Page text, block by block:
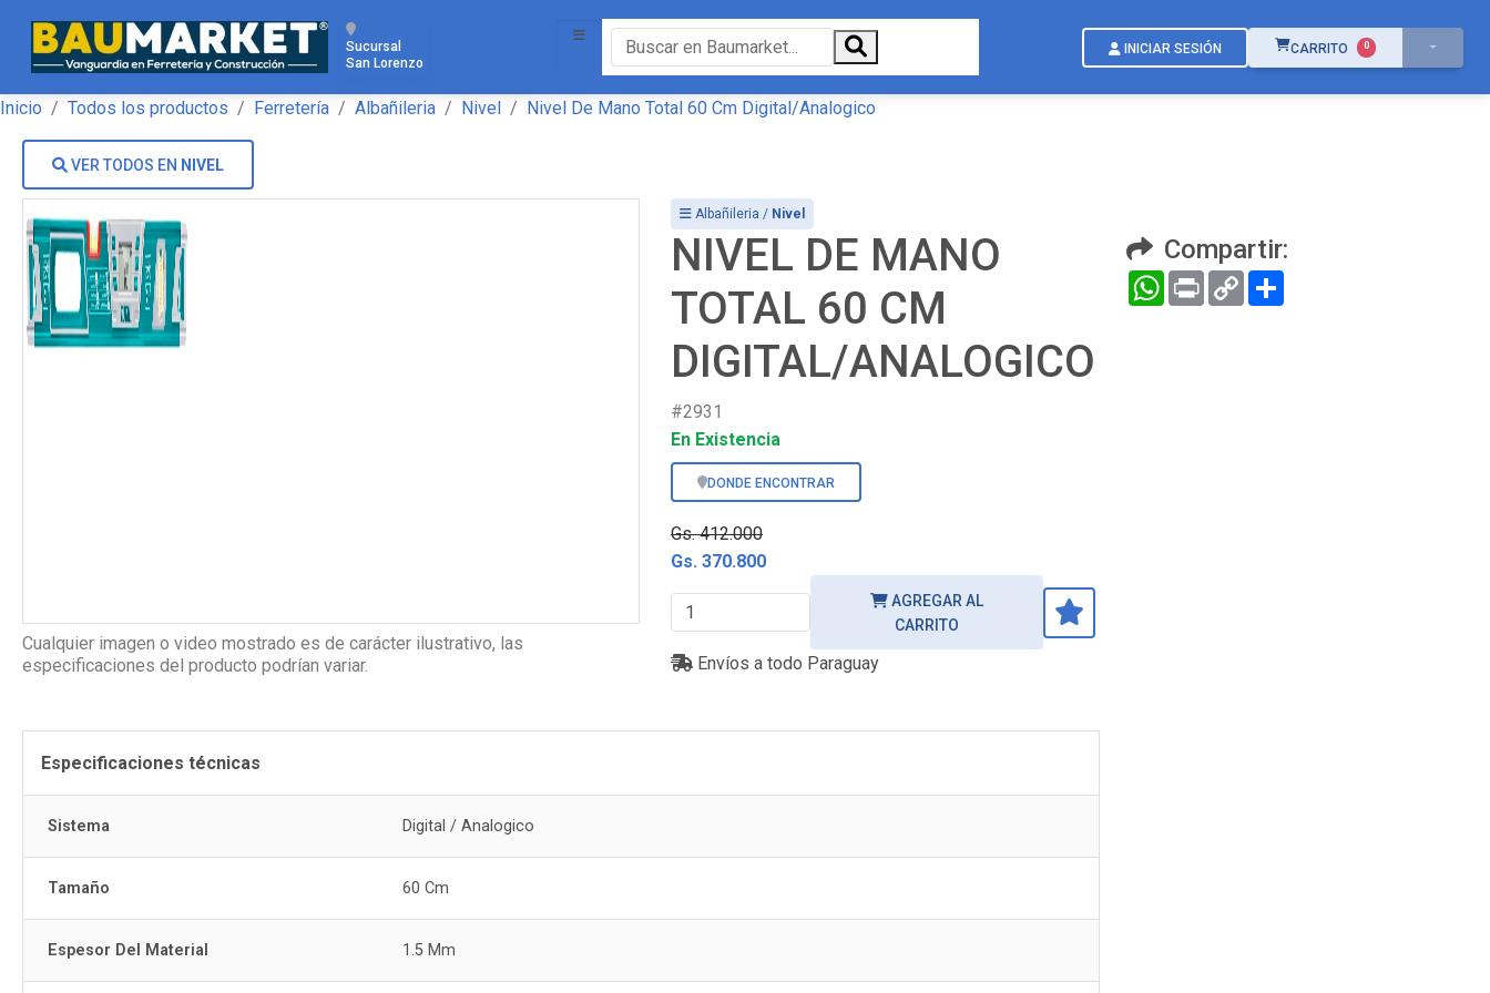
Sucursal
San Lorenzo
INICIAR SESIÓN CARRITO 0ÍTEMS EN EL CARRITO
Inicio Todos los productos Ferretería Albañileria Nivel Nivel De Mano Total 60 Cm Digital/Analogico
VER TODOS EN NIVEL
Cualquier imagen o video mostrado es de carácter ilustrativo, las
especificaciones del producto podrían variar.
Albañileria / Nivel
NIVEL DE MANO
TOTAL 60 CM
DIGITAL/ANALOGICO
#2931
En Existencia
DONDE ENCONTRAR
Gs. 412.000
Gs. 370.800
AGREGAR AL
CARRITO
Envíos a todo Paraguay
Especificaciones técnicas
Sistema Digital / Analogico
Tamaño 60 Cm
Espesor Del Material 1.5 Mm
Compartir:
WhatsApp
Print Copy
Link